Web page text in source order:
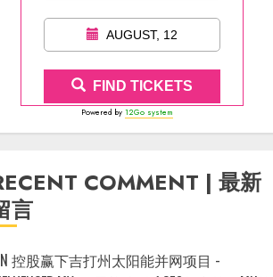
AUGUST, 12
FIND TICKETS
Powered by 12Go system
COMMENT | 最新
言
控股赢下吉打州太阳能并网项目 -